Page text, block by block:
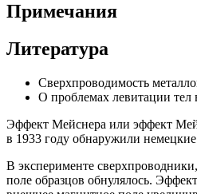
Примечания
Литература
Сверхпроводимость
О проблемах левитации
Эффект Мейснера или эффект
в 1933 году обнаружили
В эксперименте
поле образцов обнулялось.